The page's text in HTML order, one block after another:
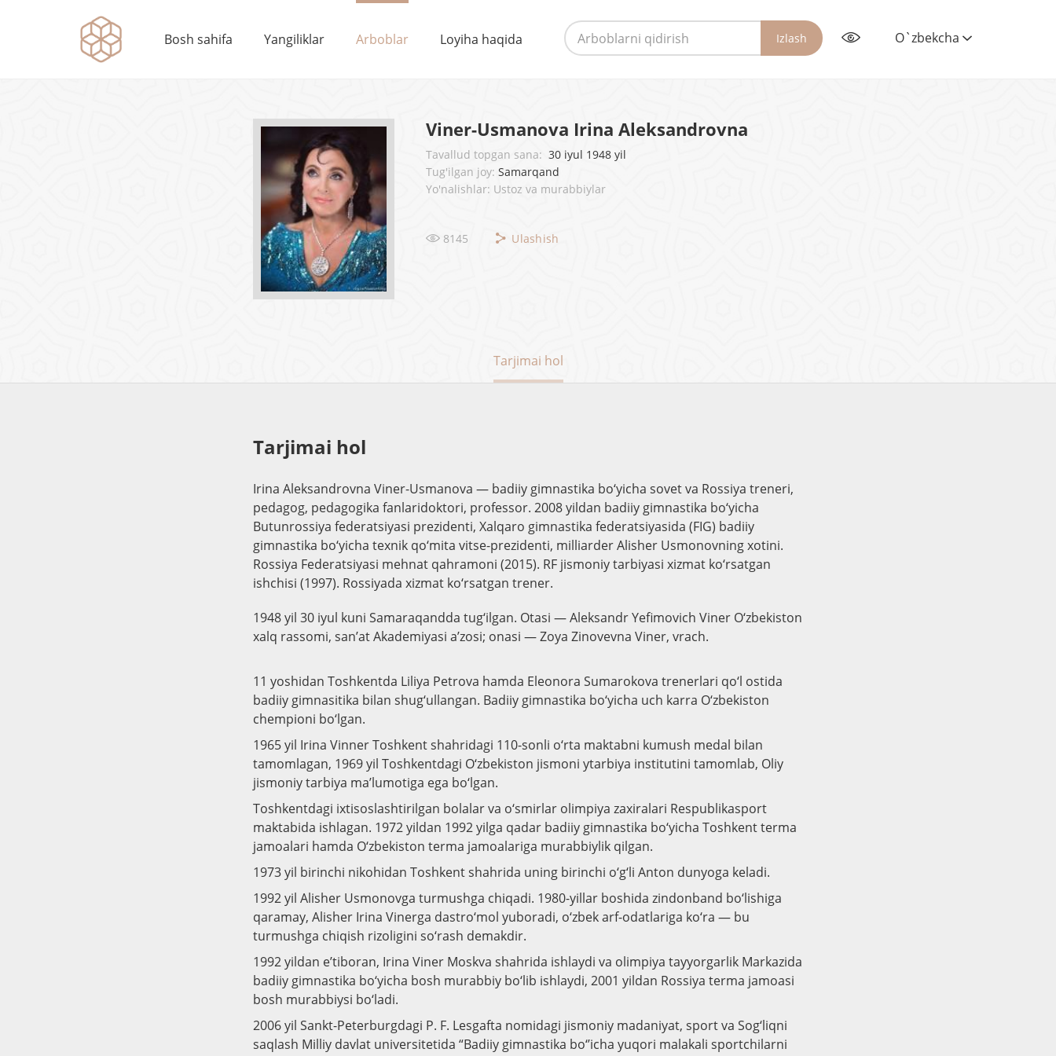
Bosh sahifa Yangiliklar Arboblar Loyiha haqida Izlash O`zbekcha
Viner-Usmanova Irina Aleksandrovna
Tavallud topgan sana: 30 iyul 1948 yil
Tug'ilgan joy: Samarqand
Yo'nalishlar: Ustoz va murabbiylar
8145 Ulashish
Tarjimai hol
Tarjimai hol
Irina Aleksandrovna Viner-Usmanova — badiiy gimnastika bo‘yicha sovet va Rossiya treneri,
pedagog, pedagogika fanlaridoktori, professor. 2008 yildan badiiy gimnastika bo‘yicha
Butunrossiya federatsiyasi prezidenti, Xalqaro gimnastika federatsiyasida (FIG) badiiy
gimnastika bo‘yicha texnik qo‘mita vitse-prezidenti, milliarder Alisher Usmonovning xotini.
Rossiya Federatsiyasi mehnat qahramoni (2015). RF jismoniy tarbiyasi xizmat ko‘rsatgan
ishchisi (1997). Rossiyada xizmat ko‘rsatgan trener.
1948 yil 30 iyul kuni Samaraqandda tug‘ilgan. Otasi — Aleksandr Yefimovich Viner O‘zbekiston
xalq rassomi, san’at Akademiyasi a’zosi; onasi — Zoya Zinovevna Viner, vrach.
11 yoshidan Toshkentda Liliya Petrova hamda Eleonora Sumarokova trenerlari qo‘l ostida
badiiy gimnasitika bilan shug‘ullangan. Badiiy gimnastika bo‘yicha uch karra O‘zbekiston
chempioni bo‘lgan.
1965 yil Irina Vinner Toshkent shahridagi 110-sonli o‘rta maktabni kumush medal bilan
tamomlagan, 1969 yil Toshkentdagi O‘zbekiston jismoni ytarbiya institutini tamomlab, Oliy
jismoniy tarbiya ma’lumotiga ega bo‘lgan.
Toshkentdagi ixtisoslashtirilgan bolalar va o‘smirlar olimpiya zaxiralari Respublikasport
maktabida ishlagan. 1972 yildan 1992 yilga qadar badiiy gimnastika bo‘yicha Toshkent terma
jamoalari hamda O‘zbekiston terma jamoalariga murabbiylik qilgan.
1973 yil birinchi nikohidan Toshkent shahrida uning birinchi o‘g‘li Anton dunyoga keladi.
1992 yil Alisher Usmonovga turmushga chiqadi. 1980-yillar boshida zindonband bo‘lishiga
qaramay, Alisher Irina Vinerga dastro‘mol yuboradi, o‘zbek arf-odatlariga ko‘ra — bu
turmushga chiqish rizoligini so‘rash demakdir.
1992 yildan e’tiboran, Irina Viner Moskva shahrida ishlaydi va olimpiya tayyorgarlik Markazida
badiiy gimnastika bo‘yicha bosh murabbiy bo‘lib ishlaydi, 2001 yildan Rossiya terma jamoasi
bosh murabbiysi bo‘ladi.
2006 yil Sankt-Peterburgdagi P. F. Lesgafta nomidagi jismoniy madaniyat, sport va Sog‘liqni
saqlash Milliy davlat universitetida “Badiiy gimnastika bo‘’icha yuqori malakali sportchilarni